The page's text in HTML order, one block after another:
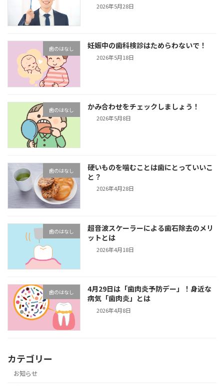
2026年5月28日
歯のはなし 妊娠中の歯科検診はためらわないで！
2026年5月18日
歯のはなし かみ合わせをチェックしましょう！
2026年5月8日
歯のはなし
硬いものを噛むことは歯にとっていいこ
と？
2026年4月28日
歯のはなし
超音波スケーラーによる歯石除去のメリ
ットとは
2026年4月18日
歯のはなし
4月29日は「歯肉炎予防デー」！身近な
病気「歯肉炎」とは
2026年4月8日
カテゴリー
お知らせ